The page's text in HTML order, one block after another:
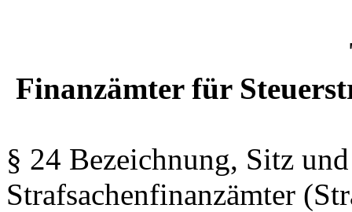
Finanzämter für
§ 24 Bezeichnung, Sitz
Strafsachenfinanzämter